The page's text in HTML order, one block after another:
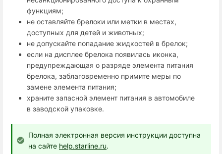
функциям;
не оставляйте брелоки или метки в местах,
доступных для детей и животных;
не допускайте попадание жидкостей в брелок;
если на дисплее брелока появилась иконка,
предупреждающая о разряде элемента питания
брелока, заблаговременно примите меры по
замене элемента питания;
храните запасной элемент питания в автомобиле
в заводской упаковке.
Полная электронная версия инструкции доступна
на сайте help.starline.ru.